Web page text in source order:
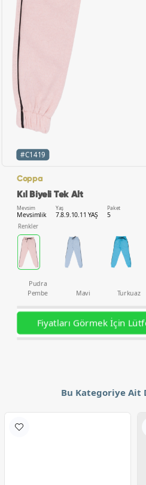
#C1419
Coppa
Kıl Biyeli Tek Alt
Mevsim
Mevsimlik
Yaş
7.8.9.10.11 YAŞ
Paket
5
Renkler
Pudra
Pembe
Mavi Turkuaz
Fiyatları Görmek İçin
Bu Kategoriye Ait